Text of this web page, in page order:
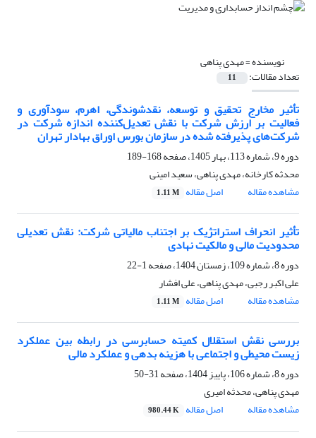
نویسنده =مهدی پناهی
تعداد مقالات: 11
تأثیر مخارج تحقیق و توسعه، نقدشوندگی، اهرم، سودآوری و
فعالیت بر ارزش شرکت با نقش تعدیل‌کننده اندازه شرکت در
شرکت‌های پذیرفته شده در سازمان بورس اوراق بهادار تهران
دوره 9، شماره 113، بهار 1405، صفحه
168-189
محدثه کارخانه، مهدی پناهی، سعید امینی
مشاهده مقاله
اصل مقاله 1.11 M
تأثیر انحراف استراتژیک بر اجتناب مالیاتی شرکت: نقش تعدیلی
محدودیت مالی و مالکیت نهادی
دوره 8، شماره 109، زمستان 1404، صفحه
1-22
علی اکبر رجبی، مهدی پناهی، علی افشار
مشاهده مقاله
اصل مقاله 1.11 M
بررسی نقش استقلال کمیته حسابرسی در رابطه بین عملکرد
زیست محیطی و اجتماعی با هزینه بدهی و عملکرد مالی
دوره 8، شماره 106، پاییز 1404، صفحه
31-50
مهدی پناهی، محدثه امیری
مشاهده مقاله
اصل مقاله 980.44 K